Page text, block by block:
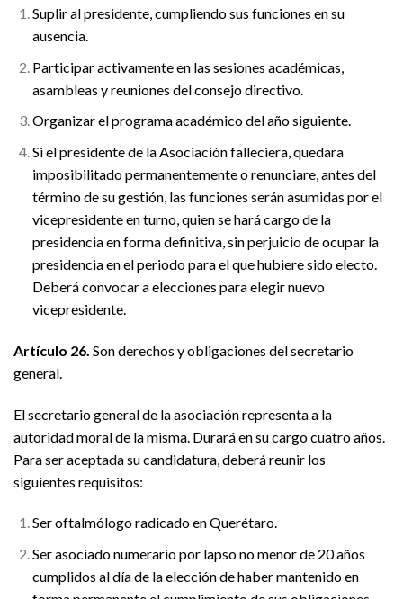
Suplir al presidente, cumpliendo sus funciones en su
ausencia.
Participar activamente en las sesiones académicas,
asambleas y reuniones del consejo directivo.
Organizar el programa académico del año siguiente.
Si el presidente de la Asociación falleciera, quedara
imposibilitado permanentemente o renunciare, antes del
término de su gestión, las funciones serán asumidas por el
vicepresidente en turno, quien se hará cargo de la
presidencia en forma definitiva, sin perjuicio de ocupar la
presidencia en el periodo para el que hubiere sido electo.
Deberá convocar a elecciones para elegir nuevo
vicepresidente.
Artículo 26. Son derechos y obligaciones del secretario
general.
El secretario general de la asociación representa a la
autoridad moral de la misma. Durará en su cargo cuatro años.
Para ser aceptada su candidatura, deberá reunir los
siguientes requisitos:
Ser oftalmólogo radicado en Querétaro.
Ser asociado numerario por lapso no menor de 20 años
cumplidos al día de la elección de haber mantenido en